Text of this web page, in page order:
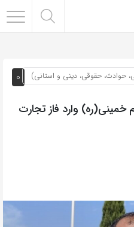
0 حوادث، حقوقی، دینی و استانی)
خمینی(ره) وارد فاز تجارت